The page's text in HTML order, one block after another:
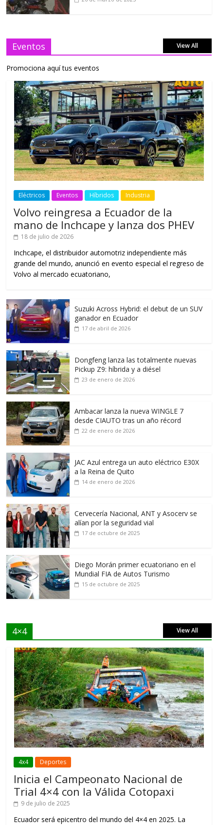
Eventos View All
Promociona aquí tus eventos
Eléctricos Eventos Híbridos Industria
Volvo reingresa a Ecuador de la
mano de Inchcape y lanza dos PHEV
18 de julio de 2026
Inchcape, el distribuidor automotriz independiente más
grande del mundo, anunció en evento especial el regreso de
Volvo al mercado ecuatoriano,
Suzuki Across Hybrid: el debut de un SUV
ganador en Ecuador
17 de abril de 2026
Dongfeng lanza las totalmente nuevas
Pickup Z9: híbrida y a diésel
23 de enero de 2026
Ambacar lanza la nueva WINGLE 7
desde CIAUTO tras un año récord
22 de enero de 2026
JAC Azul entrega un auto eléctrico E30X
a la Reina de Quito
14 de enero de 2026
Cervecería Nacional, ANT y Asocerv se
alían por la seguridad vial
17 de octubre de 2025
Diego Morán primer ecuatoriano en el
Mundial FIA de Autos Turismo
15 de octubre de 2025
4×4 View All
4x4 Deportes
Inicia el Campeonato Nacional de
Trial 4×4 con la Válida Cotopaxi
9 de julio de 2025
Ecuador será epicentro del mundo del 4×4 en 2025. La